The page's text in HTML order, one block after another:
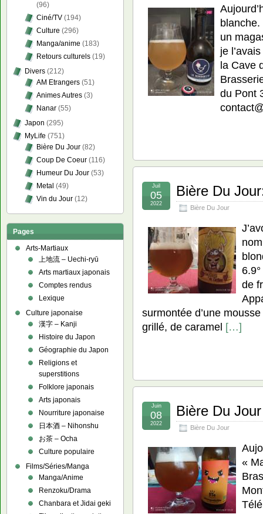
blanche.
un
je
la Cave
du Pont
Bière Du
Bière Du Jour
Juil
05
2022
de
surmontée d’une
grillé, de caramel […]
Bière Du
Bière Du Jour
Juin
08
2022
«
(96)
Ciné/TV (194)
Culture (296)
Manga/anime (183)
Retours culturels (19)
Divers (212)
AM Etrangers (51)
Animes Autres (3)
Nanar (55)
Japon (295)
MyLife (751)
Bière Du Jour (82)
Coup De Coeur (116)
Humeur Du Jour (53)
Metal (49)
Vin du Jour (12)
Pages
Arts-Martiaux
上地流 – Uechi-ryū
Arts martiaux japonais
Comptes rendus
Lexique
Culture japonaise
漢字 – Kanji
Histoire du Japon
Géographie du Japon
Religions et
superstitions
Folklore japonais
Arts japonais
Nourriture japonaise
日本酒 – Nihonshu
お茶 – Ocha
Culture populaire
Films/Séries/Manga
Manga/Anime
Renzoku/Drama
Chanbara et Jidai geki